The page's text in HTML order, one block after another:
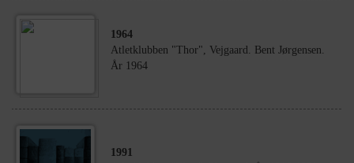
1964
Atletklubben "Thor", Vejgaard. Bent Jørgensen.
År 1964
1991